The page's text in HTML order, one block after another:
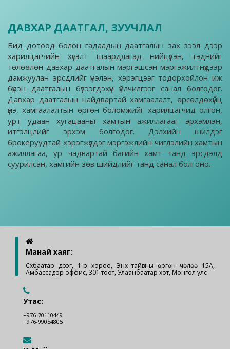
ДАВХАР ДААТГАЛ, ЗУУЧЛАЛ
Бид дотоод болон гадаадын даатгалын зах зээл дээр
харилцагчийн хүсэлт шаардлагад нийцүүлэн, тэднийг
төлөөлөн давхар даатгалын мэргэшсэн мэргэжилтнүүдээр
дамжуулан эрсдлийг үнэлэн, хэрэгцээг тодорхойлон иж
бүрэн даатгалын бүтээгдэхүүн үйлчилгээг санал болгодог.
Давхар даатгалын найдвартай хамгаалалт, өрсөлдөхүйц
үнэ, хамгаалалтын өргөн боломжийг харилцагчид олгон,
урт удаан хугацааны хамтын ажиллагааг эрхэмлэн,
итгэлцлийг эрхэм болгодог. Дэлхийн шилдэг
брокеруудтай хэрэгжүүлдэг мэргэжлийн чиглэлийн хамтын
ажиллагаа, ур чадвартай багийн хамт танд эрсдэлд
суурилсан, хамгийн зөв шийдлийг танд санал болгоно.
Манай хаяг:
Сүхбаатар дүүрэг, 1-р хороо, Энх тайвны өргөн чөлөө 15А,
Амбассадор оффис, 301 тоот, Улаанбаатар хот, Монгол улс
Утас:
+976-70110449
+976-99054805